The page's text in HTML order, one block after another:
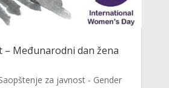
– Međunarodni dan žena
za javnost - Gender